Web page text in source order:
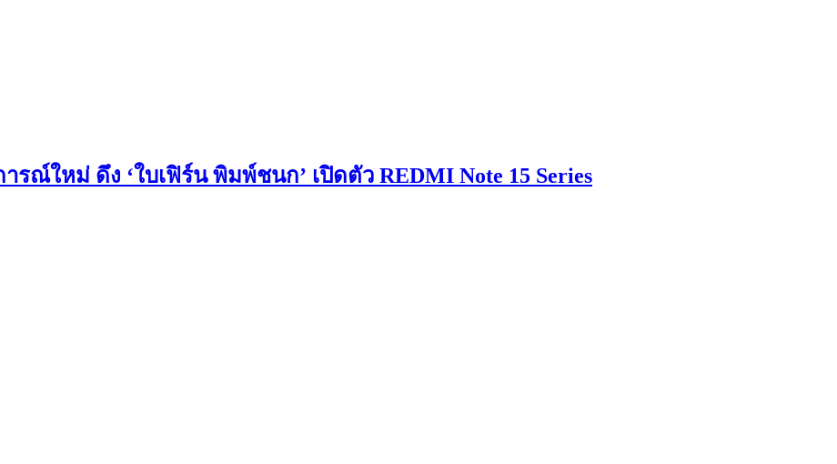
รณ์ใหม่ ดึง ‘ใบเฟิร์น พิมพ์ชนก’ เปิดตัว REDMI Note 15 Series